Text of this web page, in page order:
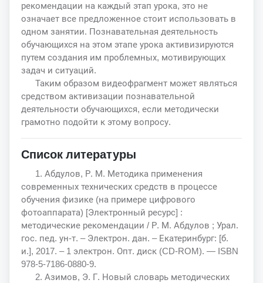
рекомендации на каждый этап урока, это не
означает все предложенное стоит использовать в
одном занятии. Познавательная деятельность
обучающихся на этом этапе урока активизируются
путем создания им проблемных, мотивирующих
задач и ситуаций.
Таким образом видеофрагмент может являться
средством активизации познавательной
деятельности обучающихся, если методически
грамотно подойти к этому вопросу.
Список литературы
1. Абдулов, Р. М. Методика применения
современных технических средств в процессе
обучения физике (на примере цифрового
фотоаппарата) [Электронный ресурс] :
методические рекомендации / Р. М. Абдулов ; Урал.
гос. пед. ун-т. – Электрон. дан. – Екатеринбург: [б.
и.], 2017. – 1 электрон. Опт. диск (CD-ROM). — ISBN
978-5-7186-0880-9.
2. Азимов, Э. Г. Новый словарь методических